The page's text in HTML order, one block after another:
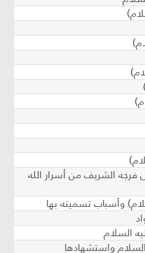
فرجه الشريف من أسرار الله
وأسباب تسميته بها
السلام
واستشهادها